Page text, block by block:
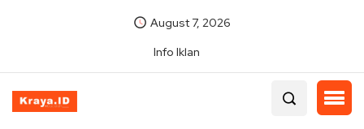
August 7, 2026
Info Iklan